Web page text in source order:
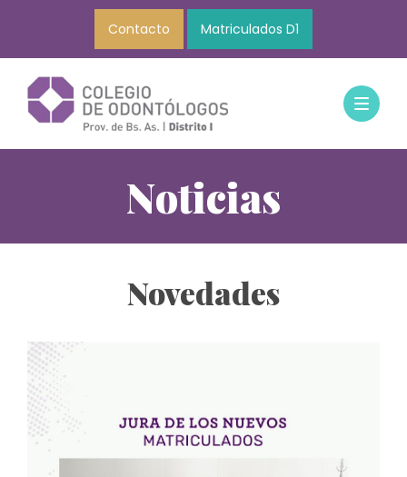
Contacto Matriculados D1
Noticias
Novedades